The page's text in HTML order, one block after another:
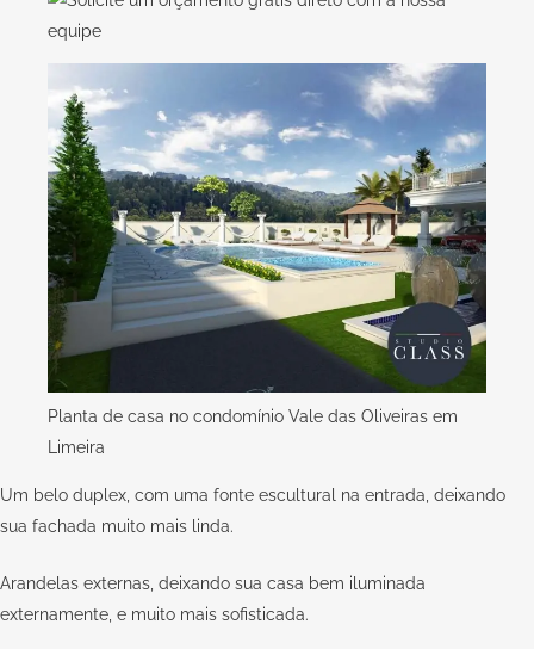
Planta de casa no condomínio Vale das Oliveiras em
Limeira
Um belo duplex, com uma fonte escultural na entrada, deixando
sua fachada muito mais linda.
Arandelas externas, deixando sua casa bem iluminada
externamente, e muito mais sofisticada.